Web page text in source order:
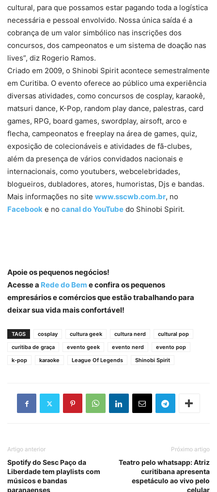
cultural, para que possamos estar pagando toda a logística
necessária e pessoal envolvido. Nossa única saída é a
cobrança de um valor simbólico nas inscrições dos
concursos, dos campeonatos e um sistema de doação nas
lives”, diz Rogerio Ramos.
Criado em 2009, o Shinobi Spirit acontece semestralmente
em Curitiba. O evento oferece ao público uma experiência
diversas atividades, como concursos de cosplay, karaokê,
matsuri dance, K-Pop, random play dance, palestras, card
games, RPG, board games, swordplay, airsoft, arco e
flecha, campeonatos e freeplay na área de games, quiz,
exposição de colecionáveis e atividades de fã-clubes,
além da presença de vários convidados nacionais e
internacionais, como youtubers, webcelebridades,
blogueiros, dubladores, atores, humoristas, Djs e bandas.
Mais informações no site www.sscwb.com.br, no
Facebook e no canal do YouTube do Shinobi Spirit.
Apoie os pequenos negócios!
Acesse a Rede do Bem e confira os pequenos
empresários e comércios que estão trabalhando para
deixar sua vida mais confortável!
TAGS cosplay cultura geek cultura nerd
cultural pop
curitiba de graça
evento geek evento nerd
evento pop
k-pop
karaoke League Of Legends Shinobi Spirit
Artigo anterior
Spotify do Sesc Paço da
Liberdade tem playlists com
músicos e bandas
paranaenses
Próximo artigo
Teatro pelo whatsapp: Atriz
curitibana apresenta
espetáculo ao vivo pelo
celular